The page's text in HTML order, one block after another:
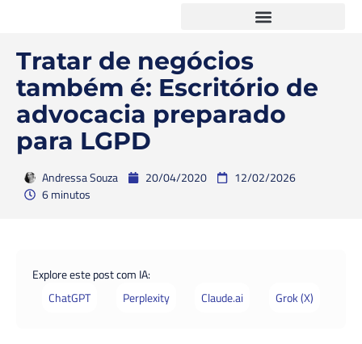
Tratar de negócios
também é: Escritório de
advocacia preparado
para LGPD
Andressa Souza 20/04/2020
12/02/2026
6 minutos
Explore este post com IA:
ChatGPT
Perplexity Claude.ai Grok (X)